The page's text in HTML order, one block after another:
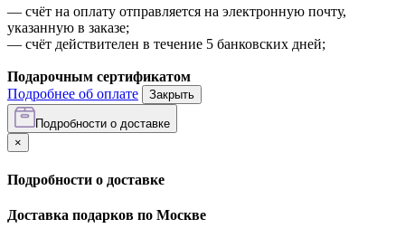
— счёт на оплату отправляется на электронную почту,
указанную в заказе;
— счёт действителен в течение 5 банковских дней;
Подарочным сертификатом
Подробнее об оплате
Закрыть
Подробности о доставке
×
Подробности о доставке
Доставка подарков по Москве